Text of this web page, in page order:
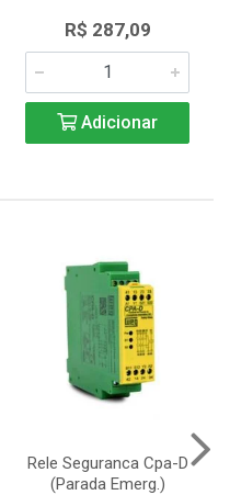
R$ 287,09
Adicionar
Rele Seguranca Cpa-D
(Parada Emerg.)